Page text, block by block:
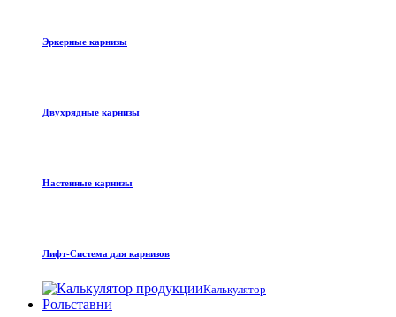
Эркерные карнизы
Двухрядные карнизы
Настенные карнизы
Лифт-Система для карнизов
Калькулятор
Рольставни